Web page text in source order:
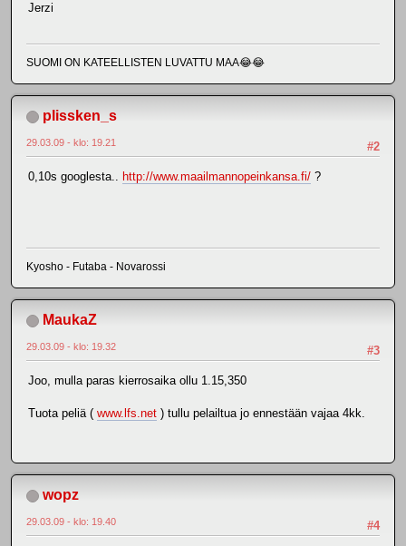
Jerzi
SUOMI ON KATEELLISTEN LUVATTU MAA😂😂
plissken_s
#2
29.03.09 - klo: 19.21
0,10s googlesta.. http://www.maailmannopeinkansa.fi/ ?
Kyosho - Futaba - Novarossi
MaukaZ
#3
29.03.09 - klo: 19.32
Joo, mulla paras kierrosaika ollu 1.15,350
Tuota peliä ( www.lfs.net ) tullu pelailtua jo ennestään vajaa 4kk.
wopz
#4
29.03.09 - klo: 19.40